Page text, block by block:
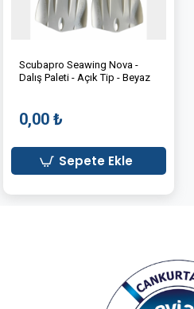
Scubapro Seawing Nova -
Dalış Paleti - Açık Tip - Beyaz
0,00 ₺
Sepete Ekle